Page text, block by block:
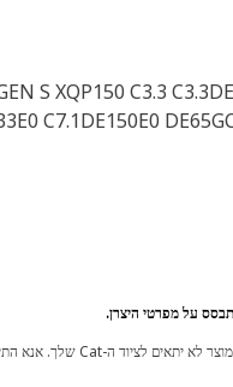
S XQP150 C3.3
C7.1DE150E0